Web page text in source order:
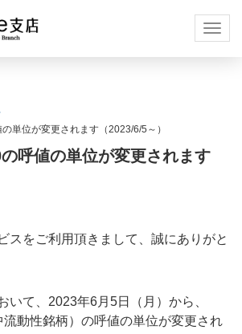
単位が変更されます（2023/6/5～）
呼値の単位が変更されます
スをご利用頂きまして、誠にありがと
いて、2023年6月5日（月）から、
動性銘柄）の呼値の単位が変更され